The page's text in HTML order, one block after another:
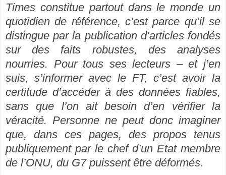
Times constitue partout dans le monde un
quotidien de référence, c’est parce qu’il se
distingue par la publication d’articles fondés
sur des faits robustes, des analyses
nourries. Pour tous ses lecteurs – et j’en
suis, s’informer avec le FT, c’est avoir la
certitude d’accéder à des données fiables,
sans que l’on ait besoin d’en vérifier la
véracité. Personne ne peut donc imaginer
que, dans ces pages, des propos tenus
publiquement par le chef d’un Etat membre
de l’ONU, du G7 puissent être déformés.